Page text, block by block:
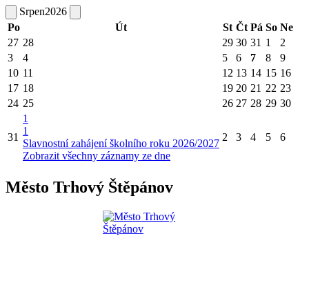
Srpen2026
Po
Út St Čt Pá So Ne
27 28 29 30 31 1
2
3
4 5 6 7 8
9
10 11 12 13 14 15 16
17 18 19 20 21 22 23
24 25 26 27 28 29 30
31
1
1
Slavnostní zahájení školního roku 2026/2027
Zobrazit všechny záznamy ze dne
2 3 4 5 6
Město Trhový Štěpánov